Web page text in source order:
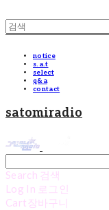
notice
s.a.t
select
q&a
contact
satomiradio
Search 검색
Log In 로그인
Cart 장바구니